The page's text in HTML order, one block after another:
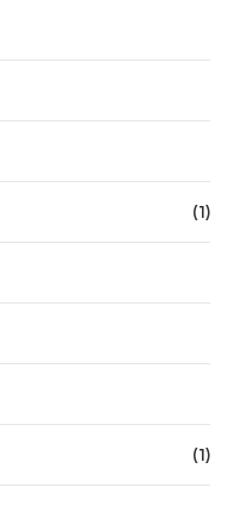
(1)
(1)